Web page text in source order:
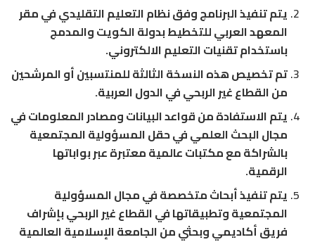
يتم تنفيذ البرنامج وفق نظام التعليم التقليدي في مقر
المعهد العربي للتخطيط بدولة الكويت والمدمج
باستخدام تقنيات التعليم الالكتروني.
تم تخصيص هذه النسخة الثالثة للمنتسبين أو المرشحين
من القطاع غير الربحي في الدول العربية.
يتم الاستفادة من قواعد البيانات ومصادر المعلومات في
مجال البحث العلمي في حقل المسؤولية المجتمعية
بالشراكة مع مكتبات عالمية معتبرة عبر بواباتها
الرقمية.
يتم تنفيذ أبحاث متخصصة في مجال المسؤولية
المجتمعية وتطبيقاتها في القطاع غير الربحي بإشراف
فريق أكاديمي وبحثي من الجامعة الإسلامية العالمية